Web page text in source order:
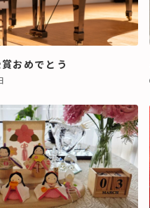
おめでとう